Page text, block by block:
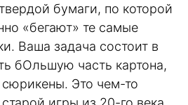
бумаги, по которой
«бегают» те самые
Ваша задача состоит в
бОльшую часть картона,
сюрикены. Это чем-то